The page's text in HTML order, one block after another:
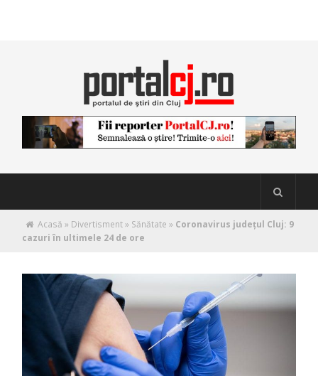
Acasă » Divertisment» Sănătate » Coronavirus județul Cluj: 9
cazuri în ultimele 24 de ore